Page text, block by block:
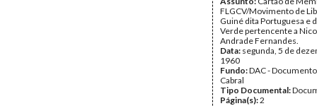
Tipo Documental:
Página(s): 10
FLGCV/Movimento de
Guiné dita Portuguesa e
Verde pertencente a
Andrade Fernandes.
Data: segunda, 5 de
1960
Fundo:DAC -
Cabral
Tipo Documental:
Página(s):2